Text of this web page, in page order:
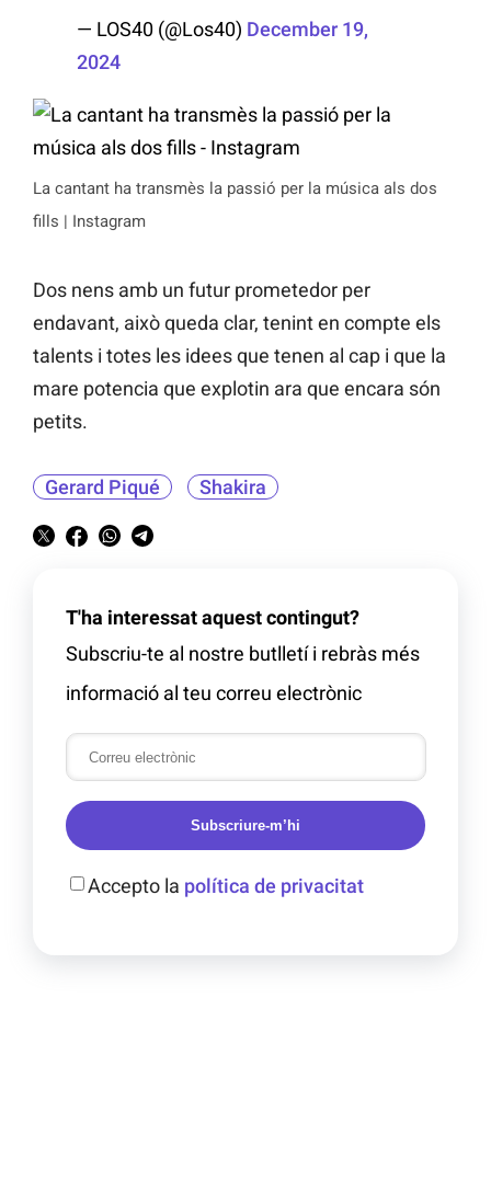
— LOS40 (@Los40) December 19,
2024
La cantant ha transmès la passió per la música als dos
fills | Instagram
Dos nens amb un futur prometedor per
endavant, això queda clar, tenint en compte els
talents i totes les idees que tenen al cap i que la
mare potencia que explotin ara que encara són
petits.
Gerard Piqué Shakira
T'ha interessat aquest contingut?
Subscriu-te al nostre butlletí i rebràs més
informació al teu correu electrònic
Subscriure-m’hi
Accepto la política de privacitat